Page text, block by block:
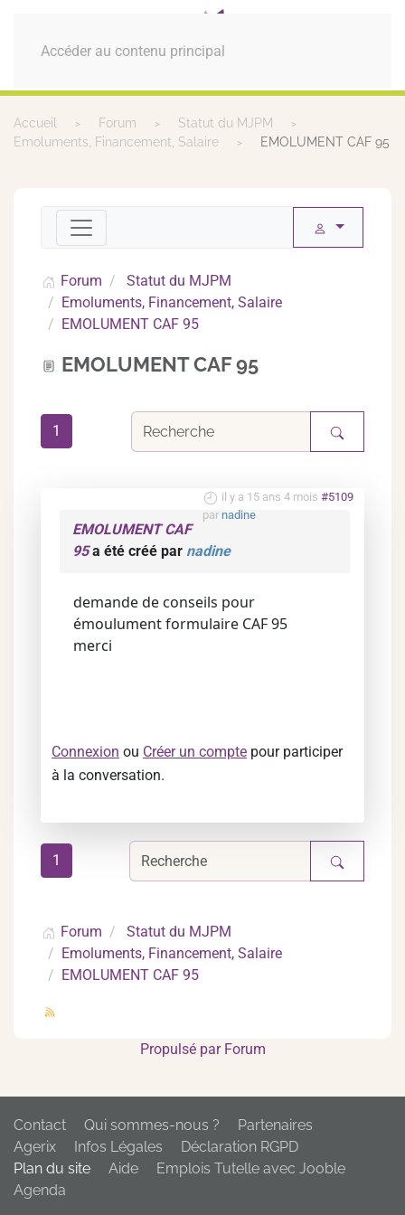
Accéder au contenu principal
MENU
Accueil Forum
Statut du MJPM
Emoluments, Financement, Salaire
EMOLUMENT CAF 95
Forum
Statut du MJPM
Emoluments, Financement, Salaire
EMOLUMENT CAF 95
EMOLUMENT CAF 95
1
il y a 15 ans 4 mois #5109
par nadine
EMOLUMENT CAF
95a été créé par nadine
demande de conseils pour
émoulument formulaire CAF 95
merci
Connexion ou Créer un compte pour participer
à la conversation.
1
Forum
Statut du MJPM
Emoluments, Financement, Salaire
EMOLUMENT CAF 95
Propulsé par Forum
Contact Qui sommes-nous ?
Partenaires
Agerix
Infos Légales
Déclaration RGPD
Plan du site
Aide
Emplois Tutelle avec Jooble
Agenda